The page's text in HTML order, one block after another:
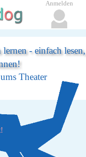
- einfach lesen,
Theater
Anmelden